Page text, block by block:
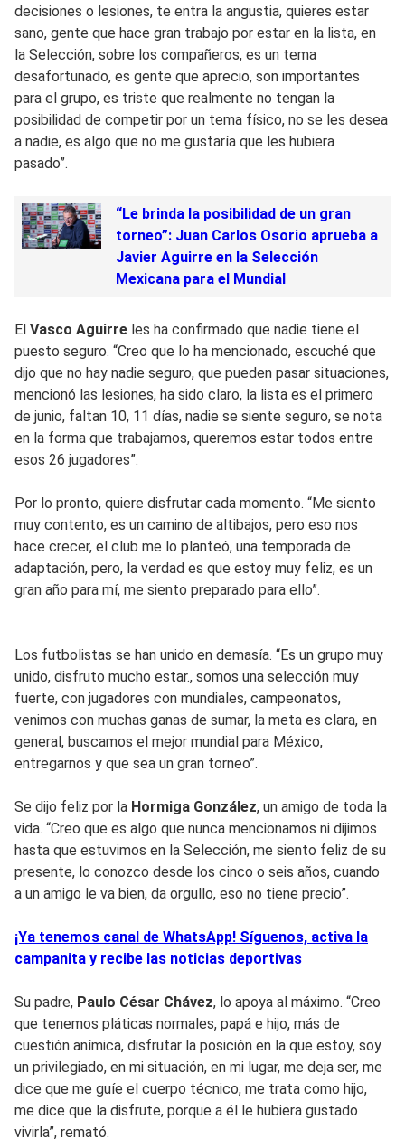
decisiones o lesiones, te entra la angustia, quieres estar
sano, gente que hace gran trabajo por estar en la lista, en
la Selección, sobre los compañeros, es un tema
desafortunado, es gente que aprecio, son importantes
para el grupo, es triste que realmente no tengan la
posibilidad de competir por un tema físico, no se les desea
a nadie, es algo que no me gustaría que les hubiera
pasado”.
“Le brinda la posibilidad de un gran
torneo”: Juan Carlos Osorio aprueba a
Javier Aguirre en la Selección
Mexicana para el Mundial
El Vasco Aguirre les ha confirmado que nadie tiene el
puesto seguro. “Creo que lo ha mencionado, escuché que
dijo que no hay nadie seguro, que pueden pasar situaciones,
mencionó las lesiones, ha sido claro, la lista es el primero
de junio, faltan 10, 11 días, nadie se siente seguro, se nota
en la forma que trabajamos, queremos estar todos entre
esos 26 jugadores”.
Por lo pronto, quiere disfrutar cada momento. “Me siento
muy contento, es un camino de altibajos, pero eso nos
hace crecer, el club me lo planteó, una temporada de
adaptación, pero, la verdad es que estoy muy feliz, es un
gran año para mí, me siento preparado para ello”.
Los futbolistas se han unido en demasía. “Es un grupo muy
unido, disfruto mucho estar., somos una selección muy
fuerte, con jugadores con mundiales, campeonatos,
venimos con muchas ganas de sumar, la meta es clara, en
general, buscamos el mejor mundial para México,
entregarnos y que sea un gran torneo”.
Se dijo feliz por la Hormiga González, un amigo de toda la
vida. “Creo que es algo que nunca mencionamos ni dijimos
hasta que estuvimos en la Selección, me siento feliz de su
presente, lo conozco desde los cinco o seis años, cuando
a un amigo le va bien, da orgullo, eso no tiene precio”.
¡Ya tenemos canal de WhatsApp! Síguenos, activa la
campanita y recibe las noticias deportivas
Su padre, Paulo César Chávez, lo apoya al máximo. “Creo
que tenemos pláticas normales, papá e hijo, más de
cuestión anímica, disfrutar la posición en la que estoy, soy
un privilegiado, en mi situación, en mi lugar, me deja ser, me
dice que me guíe el cuerpo técnico, me trata como hijo,
me dice que la disfrute, porque a él le hubiera gustado
vivirla”, remató.